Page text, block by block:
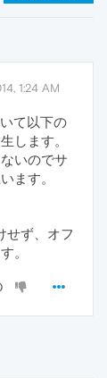
1:24 AM
て以下の
します。
いのでサ
ます。
せず、オフ
。